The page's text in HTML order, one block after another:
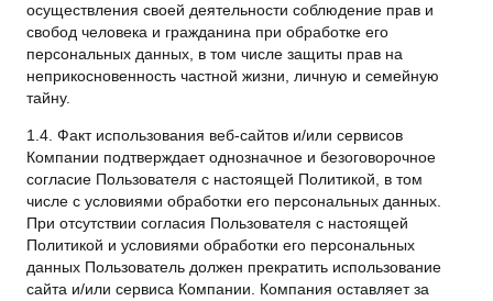
осуществления своей деятельности соблюдение прав и
свобод человека и гражданина при обработке его
персональных данных, в том числе защиты прав на
неприкосновенность частной жизни, личную и семейную
тайну.
1.4. Факт использования веб-сайтов и/или сервисов
Компании подтверждает однозначное и безоговорочное
согласие Пользователя с настоящей Политикой, в том
числе с условиями обработки его персональных данных.
При отсутствии согласия Пользователя с настоящей
Политикой и условиями обработки его персональных
данных Пользователь должен прекратить использование
сайта и/или сервиса Компании. Компания оставляет за